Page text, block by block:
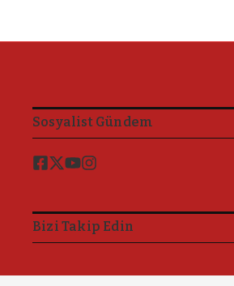
Sosyalist Gündem
Bizi Takip Edin